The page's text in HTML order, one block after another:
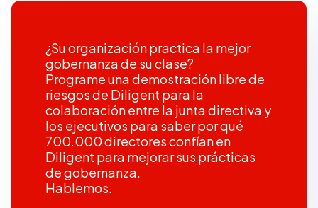
¿Su organización practica la mejor
gobernanza de su clase?
Programe una demostración libre de
riesgos de Diligent para la
colaboración entre la junta directiva y
los ejecutivos para saber por qué
700.000 directores confían en
Diligent para mejorar sus prácticas
de gobernanza.
Hablemos.